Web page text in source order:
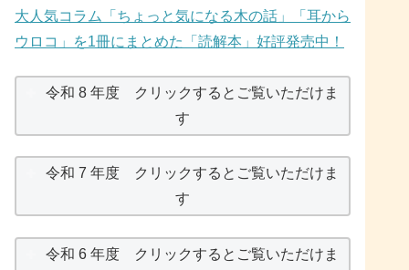
大人気コラム「ちょっと気になる木の話」「耳から
ウロコ」を1冊にまとめた「読解本」好評発売中！
令和 8 年度 クリックするとご覧いただけま
す
令和 7 年度 クリックするとご覧いただけま
す
令和 6 年度 クリックするとご覧いただけま